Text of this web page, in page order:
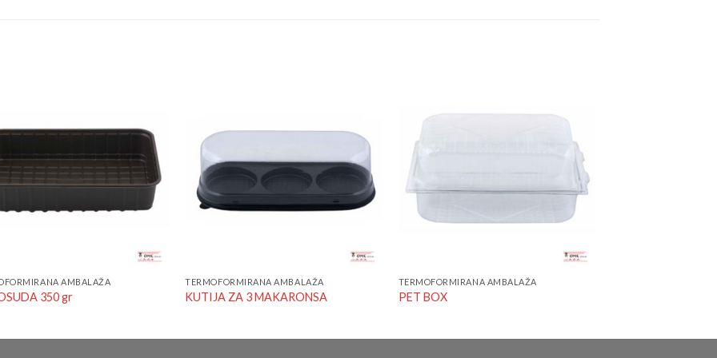
Wishlist
AMBALAŽA
350 gr
TERMOFORMIRANA AMBALAŽA
KUTIJA ZA 3 MAKARONSA
Add to
TERMOFORMIRANA AMBALAŽA
PET BOX